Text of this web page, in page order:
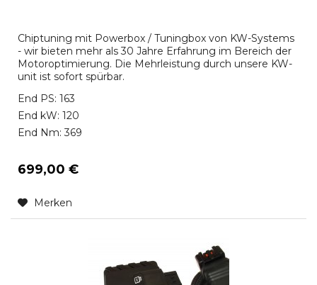
Chiptuning mit Powerbox / Tuningbox von KW-Systems
- wir bieten mehr als 30 Jahre Erfahrung im Bereich der
Motoroptimierung. Die Mehrleistung durch unsere KW-
unit ist sofort spürbar.
End PS: 163
End kW: 120
End Nm: 369
699,00 €
Merken